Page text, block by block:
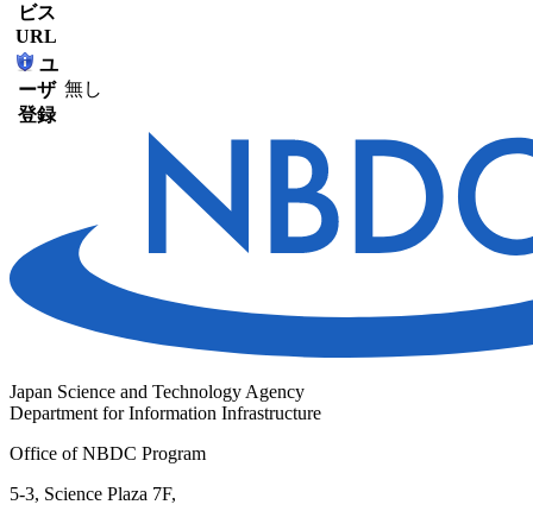
ビス
URL
ユ
ーザ
登録
無し
Japan Science and Technology Agency
Department for Information Infrastructure
Office of NBDC Program
5-3, Science Plaza 7F,